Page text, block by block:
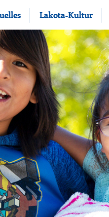
Lakota-Kultur